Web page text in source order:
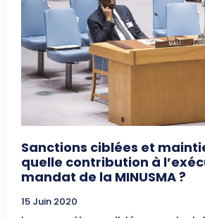
Sanctions ciblées et
quelle contribution à
mandat de la MINUSMA ?
15 Juin 2020